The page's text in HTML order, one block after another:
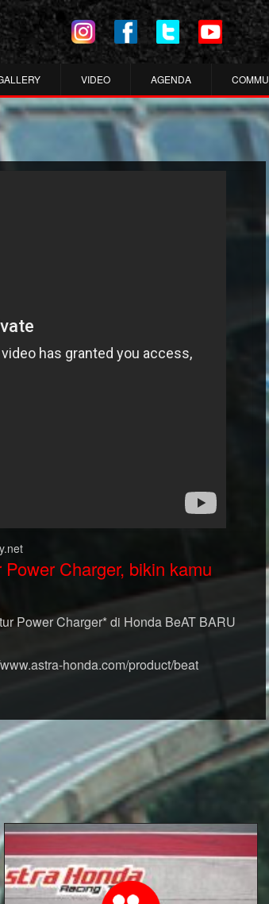
VIDEO AGENDA
Charger, bikin kamu
Power Charger* di Honda BeAT BARU
honda.com/product/beat